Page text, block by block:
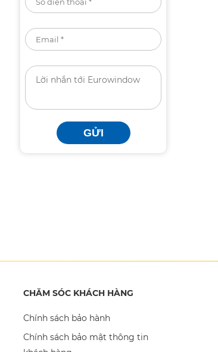
GỬI
CHĂM SÓC KHÁCH HÀNG
Chính sách bảo hành
Chính sách bảo mật thông tin